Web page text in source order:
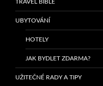
TRAVEL BIBLE
UBYTOVÁNÍ
HOTELY
JAK BYDLET ZDARMA?
UŽITEČNÉ RADY A TIPY